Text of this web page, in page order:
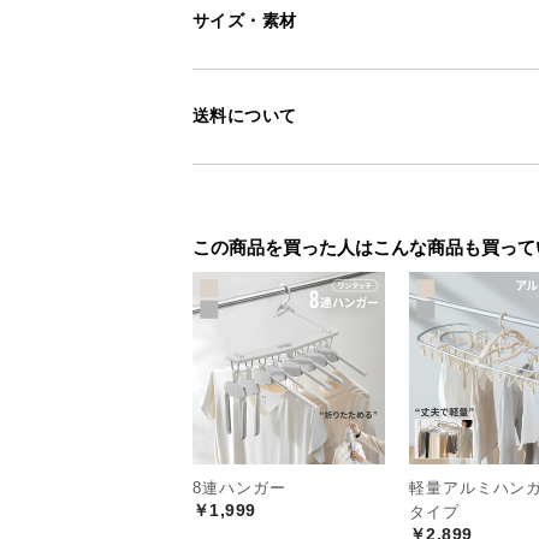
くつろぎの時間を
インテリアに馴染む、シンプルなモ
サイズ・素材
送料について
この商品を買った人はこんな商品も買っ
8連ハンガー
￥1,999
軽量アルミハン
タイプ
￥2,899